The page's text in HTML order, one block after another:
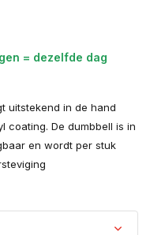
= dezelfde dag
uitstekend in de hand
coating. De dumbbell is in
en wordt per stuk